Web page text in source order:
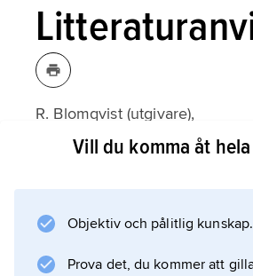
R. Blomqvist (utgivare),
Näringsliv och kultur
Vill du komma åt
Objektiv och pålitlig kunskap.
Prova det, du kommer att